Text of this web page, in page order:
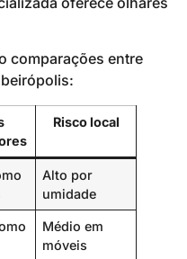
comparações entre
Risco local
Alto por
umidade
Médio em
móveis